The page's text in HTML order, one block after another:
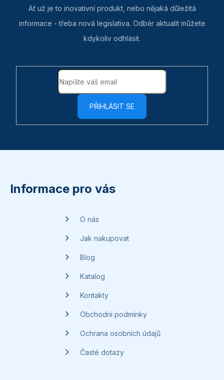
Ať už je to inovativní produkt, nebo nějaká důležitá
informace - třeba nová legislativa. Odběr aktualit můžete
kdykoliv odhlásit.
PŘIHLÁSIT SE
Informace pro vás
O nás
Jak nakupovat
Blog
Katalog
Kontakty
Obchodní podmínky
Ochrana osobních údajů
Časté dotazy